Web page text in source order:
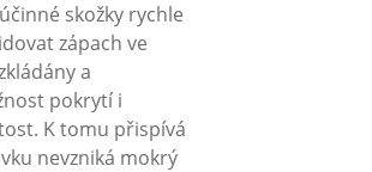
skožky rychle
zápach ve
a
pokrytí i
K tomu přispívá
nevzniká mokrý